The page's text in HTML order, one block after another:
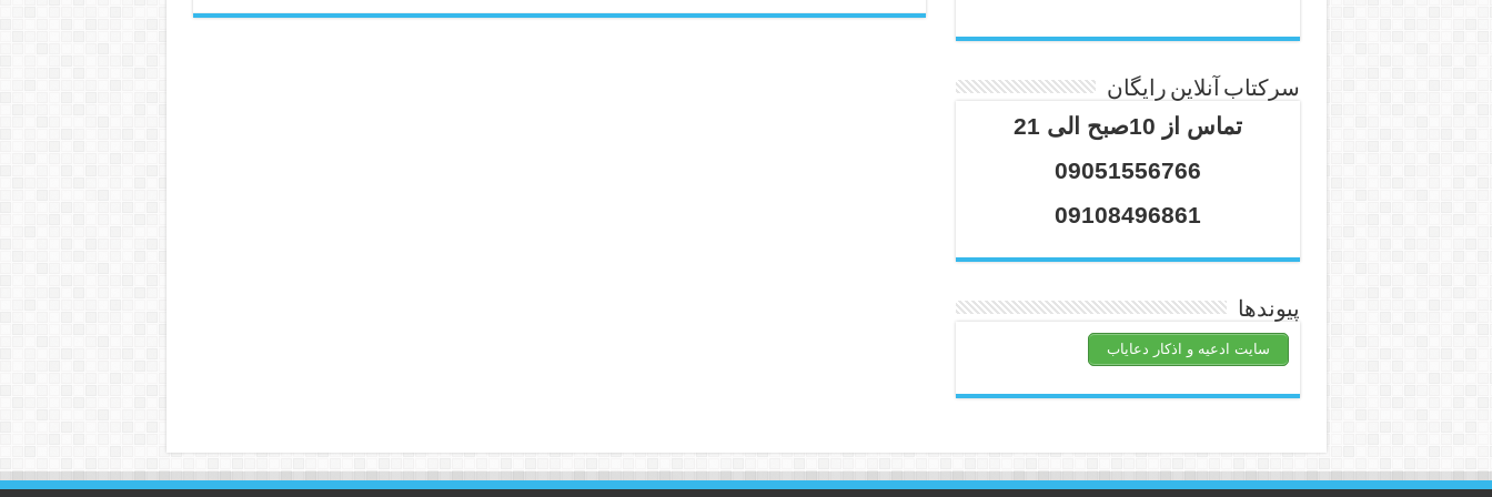
سرکتاب آنلاین رایگان
تماس از 10صبح الی 21
09051556766
09108496861
پیوندها
سایت ادعیه و اذکار دعایاب